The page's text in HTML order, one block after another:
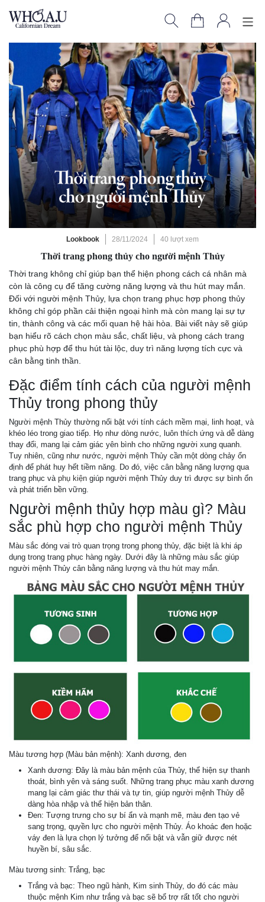
Lookbook 28/11/2024 40 lượt xem
Thời trang phong thủy cho người mệnh Thủy
Thời trang không chỉ giúp bạn thể hiện phong cách cá nhân mà
còn là công cụ để tăng cường năng lượng và thu hút may mắn.
Đối với người mệnh Thủy, lựa chọn trang phục hợp phong thủy
không chỉ góp phần cải thiện ngoại hình mà còn mang lại sự tự
tin, thành công và các mối quan hệ hài hòa. Bài viết này sẽ giúp
bạn hiểu rõ cách chọn màu sắc, chất liệu, và phong cách trang
phục phù hợp để thu hút tài lộc, duy trì năng lượng tích cực và
cân bằng tinh thần.
Đặc điểm tính cách của người mệnh
Thủy trong phong thủy
Người mệnh Thủy thường nổi bật với tính cách mềm mại, linh hoạt, và
khéo léo trong giao tiếp. Họ như dòng nước, luôn thích ứng và dễ dàng
thay đổi, mang lại cảm giác yên bình cho những người xung quanh.
Tuy nhiên, cũng như nước, người mệnh Thủy cần một dòng chảy ổn
định để phát huy hết tiềm năng. Do đó, việc cân bằng năng lượng qua
trang phục và phụ kiện giúp người mệnh Thủy duy trì được sự bình ổn
và phát triển bền vững.
Người mệnh thủy hợp màu gì? Màu
sắc phù hợp cho người mệnh Thủy
Màu sắc đóng vai trò quan trọng trong phong thủy, đặc biệt là khi áp
dụng trong trang phục hàng ngày. Dưới đây là những màu sắc giúp
người mệnh Thủy cân bằng năng lượng và thu hút may mắn.
Màu tương hợp (Màu bản mệnh): Xanh dương, đen
Xanh dương: Đây là màu bản mệnh của Thủy, thể hiện sự thanh
thoát, bình yên và sáng suốt. Những trang phục màu xanh dương
mang lại cảm giác thư thái và tự tin, giúp người mệnh Thủy dễ
dàng hòa nhập và thể hiện bản thân.
Đen: Tượng trưng cho sự bí ẩn và mạnh mẽ, màu đen tạo vẻ
sang trọng, quyền lực cho người mệnh Thủy. Áo khoác đen hoặc
váy đen là lựa chọn lý tưởng để nổi bật và vẫn giữ được nét
huyền bí, sâu sắc.
Màu tương sinh: Trắng, bạc
Trắng và bạc: Theo ngũ hành, Kim sinh Thủy, do đó các màu
thuộc mệnh Kim như trắng và bạc sẽ bổ trợ rất tốt cho người